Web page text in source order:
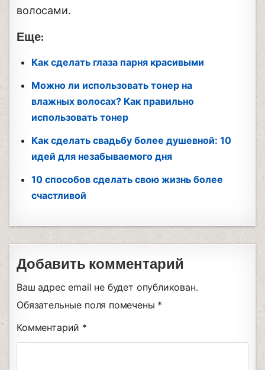
волосами.
Еще:
Как сделать глаза парня красивыми
Можно ли использовать тонер на
влажных волосах? Как правильно
использовать тонер
Как сделать свадьбу более душевной: 10
идей для незабываемого дня
10 способов сделать свою жизнь более
счастливой
Добавить комментарий
Ваш адрес email не будет опубликован.
Обязательные поля помечены *
Комментарий *